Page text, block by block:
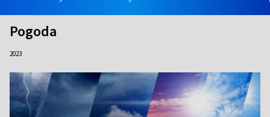
Pogoda
2023